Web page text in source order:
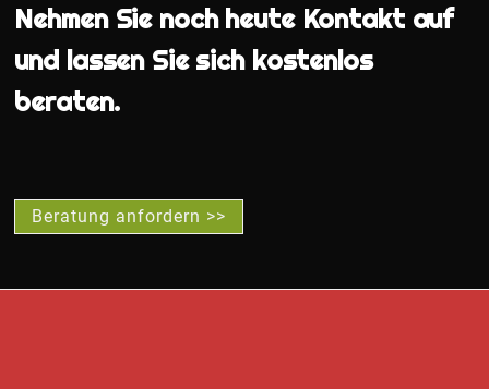
Nehmen Sie noch heute Kontakt auf
und lassen Sie sich kostenlos
beraten.
Beratung anfordern >>